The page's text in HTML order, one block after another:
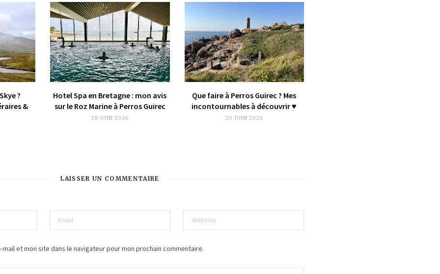
?
&
Hotel Spa en Bretagne : mon avis
sur le Roz Marine à Perros Guirec
28 JUIN 2026
Que faire à Perros Guirec ? Mes
incontournables à découvrir ♥︎
20 JUIN 2026
LAISSER UN COMMENTAIRE
et mon site dans le navigateur pour mon prochain commentaire.